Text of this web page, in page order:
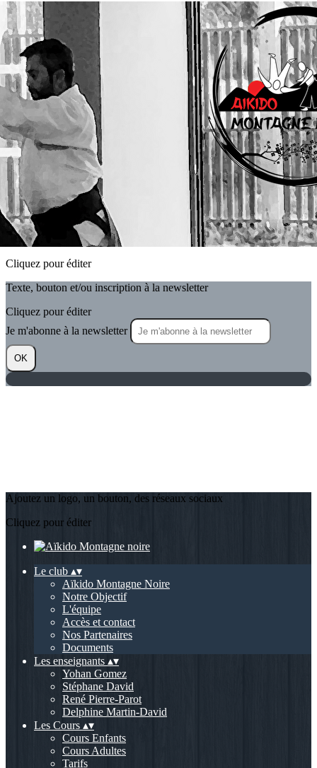
Exporter les lignes sélectionnées
Exporter toutes les colonnes
Exporter uniquement les colonnes affichées
Menu
<
Aïkido Montagne Noire
Notre Objectif
L'équipe
Accès et contact
Nos Partenaires
Documents
?>
Images de la page d'accueil
Cliquez pour éditer
Texte, bouton et/ou inscription à la newsletter
Cliquez pour éditer
Je m'abonne à la newsletter
OK
Ajoutez un logo, un bouton, des réseaux sociaux
Cliquez pour éditer
Le club ▴▾
Aïkido Montagne Noire
Notre Objectif
L'équipe
Accès et contact
Nos Partenaires
Documents
Les enseignants ▴▾
Yohan Gomez
Stéphane David
René Pierre-Parot
Delphine Martin-David
Les Cours ▴▾
Cours Enfants
Cours Adultes
Tarifs